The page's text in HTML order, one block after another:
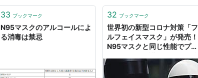
33 ブックマーク
N95マスクのアルコールによ
る消毒は禁忌
32 ブックマーク
世界初の新型コロナ対策「フ
ルフェイスマスク」が発売！
N95マスクと同じ性能でプラ